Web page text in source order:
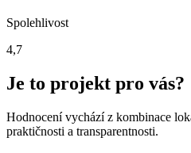
Spolehlivost
4,7
Je to projekt pro vás?
Hodnocení vychází z kombinace
praktičnosti a transparentnosti.